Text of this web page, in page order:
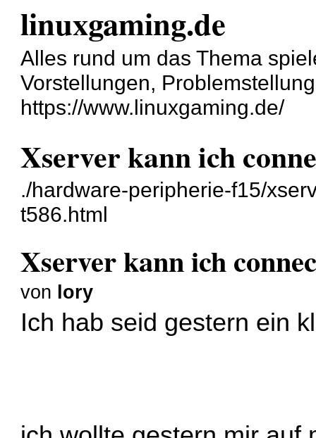
linuxgaming.de
Alles rund um das Thema
Vorstellungen,
https://www.linuxgaming.de/
Xserver kann ich
./hardware-peripherie-f15/
t586.html
Xserver kann ich
von lory
Ich hab seid gestern ein